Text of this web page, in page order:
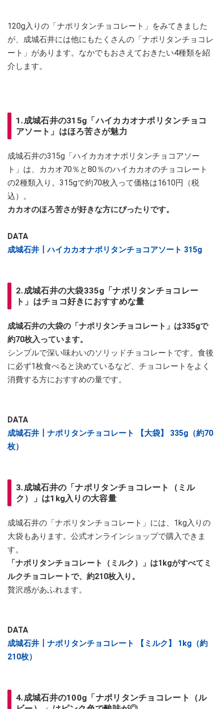
120g入りの「ナポリタンチョコレート」をみてきました
が、成城石井には他にもたくさんの「ナポリタンチョコレ
ート」​​​​​​があります。なかでもおさえておきたい4種類を紹
介します。
1.成城石井の315g「ハイカカオナポリタンチョコ
アソート」はほろ苦さが魅力
成城石井の315g「ハイカカオナポリタンチョコアソー
ト」は、カカオ70％と80％のハイカカオのチョコレート
の2種類入り。315gで約70枚入って価格は1610円（税
込）。
カカオのほろ苦さが好きな方にぴったりです。
DATA
成城石井┃ハイカカオナポリタンチョコアソート 315g
2.成城石井の大袋335g「ナポリタンチョコレー
ト」はチョコ好きにおすすめな量
成城石井の大袋の「ナポリタンチョコレート」は335gで
約70枚入っています。
シンプルで深い味わいのソリッドチョコレートです。食後
に必ず1枚食べると決めているなど、チョコレートをよく
消費する方におすすめの量です。
DATA
成城石井┃ナポリタンチョコレート 【大袋】 335g（約70
枚）
3.成城石井の「ナポリタンチョコレート（ミル
ク）」は1kg入りの大容量
成城石井の「ナポリタンチョコレート」には、1kg入りの
大袋もあります。公式オンラインショップで購入できま
す。
「ナポリタンチョコレート（ミルク）」は1kgがすべてミ
ルクチョコレートで、約210枚入り。
贅沢感があふれます。
DATA
成城石井┃ナポリタンチョコレート 【ミルク】 1kg（約
210枚）
4.成城石井の100g「ナポリタンチョコレート（ル